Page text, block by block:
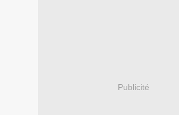
Publicité